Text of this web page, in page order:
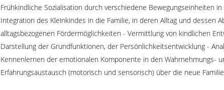
Frühkindliche Sozialisation durch verschiedene Bewegungseinheiten
Integration des Kleinkindes in die Familie, in deren Alltag und dessen
alltagsbezogenen Fördermöglichkeiten - Vermittlung von kindlichen
Darstellung der Grundfunktionen, der Persönlichkeitsentwicklung -
Kennenlernen der emotionalen Komponente in den Wahrnehmungs-
Erfahrungsaustausch (motorisch und sensorisch) über die neue